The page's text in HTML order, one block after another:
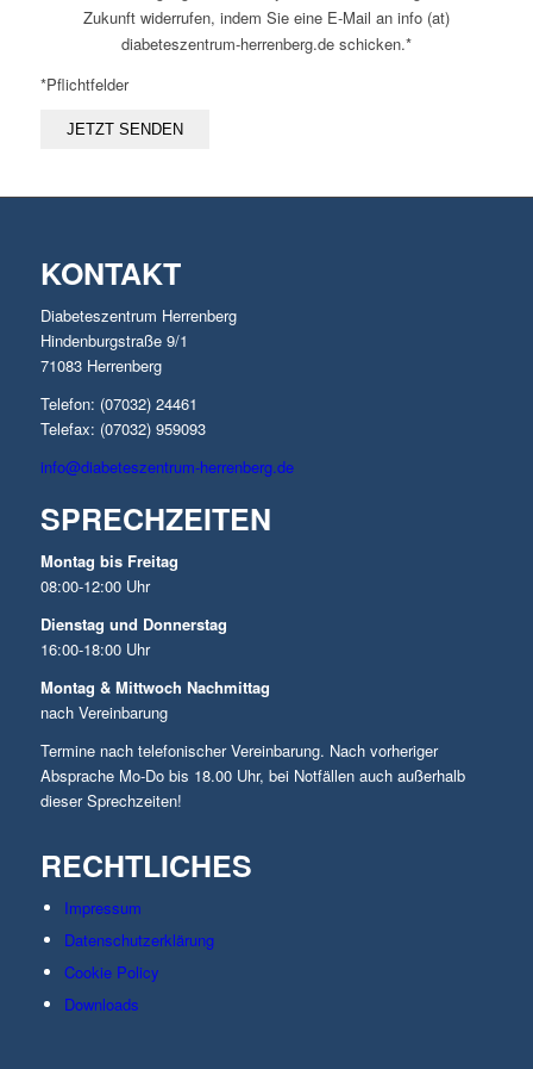
Zukunft widerrufen, indem Sie eine E-Mail an info (at)
diabeteszentrum-herrenberg.de schicken.*
*Pflichtfelder
KONTAKT
Diabeteszentrum Herrenberg
Hindenburgstraße 9/1
71083 Herrenberg
Telefon: (07032) 24461
Telefax: (07032) 959093
info@diabeteszentrum-herrenberg.de
SPRECHZEITEN
Montag bis Freitag
08:00-12:00 Uhr
Dienstag und Donnerstag
16:00-18:00 Uhr
Montag & Mittwoch Nachmittag
nach Vereinbarung
Termine nach telefonischer Vereinbarung. Nach vorheriger
Absprache Mo-Do bis 18.00 Uhr, bei Notfällen auch außerhalb
dieser Sprechzeiten!
RECHTLICHES
Impressum
Datenschutzerklärung
Cookie Policy
Downloads